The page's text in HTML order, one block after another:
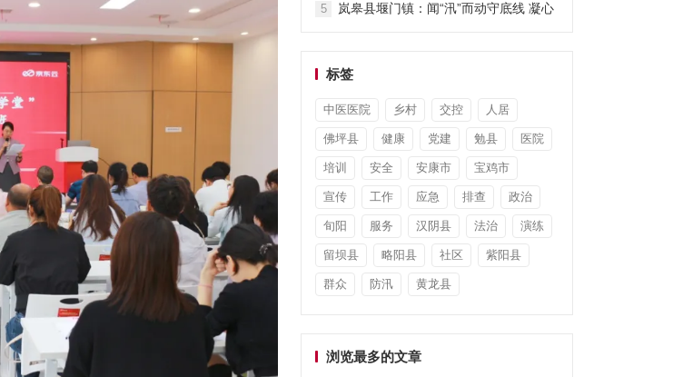
5
岚皋县堰门镇：闻“汛”而动守底线 凝心
标签
中医医院 乡村 交控 人居
佛坪县 健康 党建 勉县 医院
培训 安全 安康市 宝鸡市
宣传 工作 应急 排查 政治
旬阳 服务 汉阴县 法治 演练
留坝县 略阳县 社区 紫阳县
群众 防汛 黄龙县
浏览最多的文章